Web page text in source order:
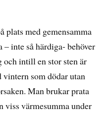
plats med gemensamma
inte så härdiga- behöver
och intill en stor sten är
som dödar utan
Man brukar prata
viss värmesumma under